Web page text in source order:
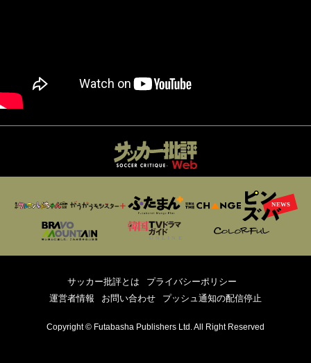
サッカー批評とは
プライバシーポリシー
運営者情報
お問い合わせ プッシュ通知の配信停止
Copyright © Futabasha Publishers Ltd. All Right Reserved